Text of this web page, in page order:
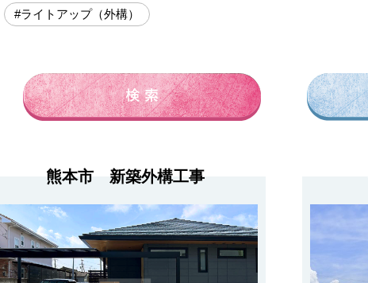
#ライトアップ（外構）
熊本市 新築外構工事